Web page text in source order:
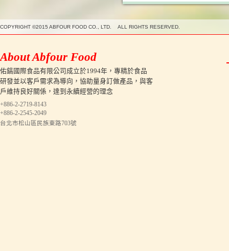
COPYRIGHT ©2015 ABFOUR FOOD CO., LTD. ALL RIGHTS RESERVED.
About Abfour Food
佑鎬國際食品有限公司成立於1994年，專精於食品
研發並以客戶需求為導向，協助量身訂做產品，與客
戶維持良好關係，達到永續經營的理念
+886-2-2719-8143
+886-2-2545-2049
台北市松山區民族東路703號